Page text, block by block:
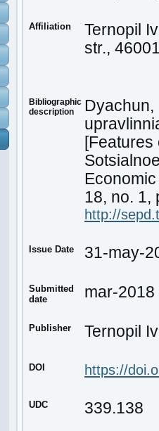
Affiliation
Ternopil
str.,
Bibliographic
description
Dyachun,
18, no. 1,
http://
Issue Date 31-may-
Submitted
date
mar-2018
Publisher Ternopil
DOI https://
UDC 339.138